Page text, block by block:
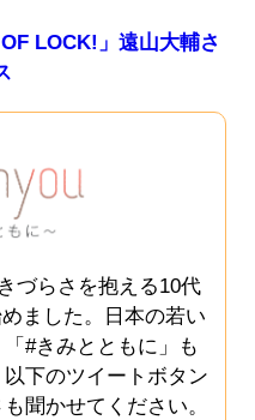
LOCK!」遠山大輔さ
づらさを抱える10代
めました。日本の若い
#きみとともに」も
下のツイートボタン
聞かせてください。